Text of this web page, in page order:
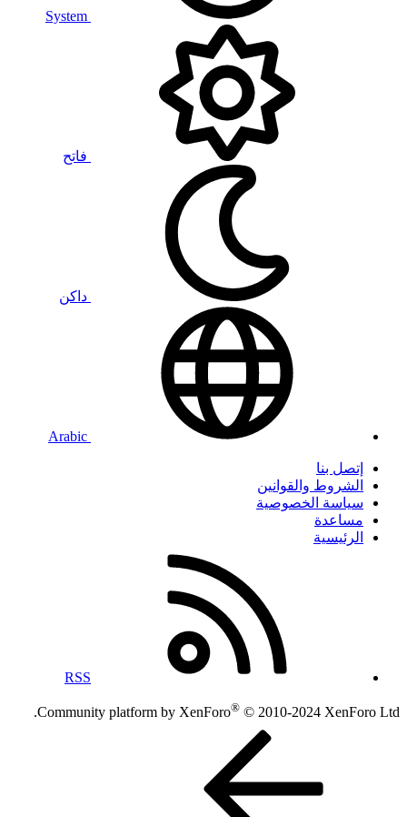
فاتح
داكن
إتصل بنا
الشروط والقوانين
سياسة الخصوصية
مساعدة
الرئيسية
RSS
Community platform by XenForo® © 2010-2024 XenForo Ltd.